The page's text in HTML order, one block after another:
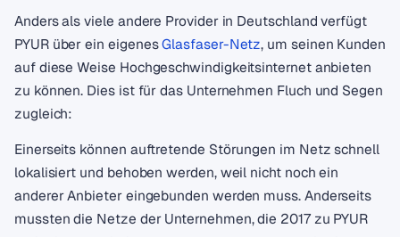
Anders als viele andere Provider in Deutschland verfügt
PYUR über ein eigenesGlasfaser-Netz, um seinen Kunden
auf diese Weise Hochgeschwindigkeitsinternet anbieten
zu können. Dies ist für das Unternehmen Fluch und Segen
zugleich:
Einerseits können auftretende Störungen im Netz schnell
lokalisiert und behoben werden, weil nicht noch ein
anderer Anbieter eingebunden werden muss. Anderseits
mussten die Netze der Unternehmen, die 2017 zu PYUR